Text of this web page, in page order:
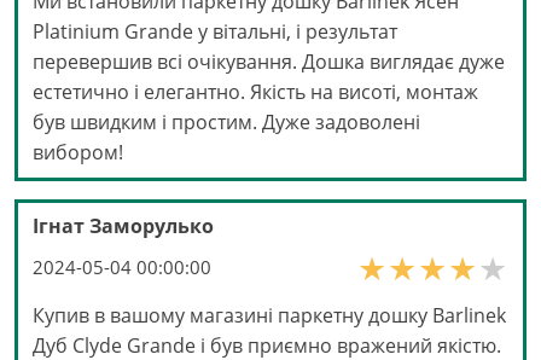
Platinium Grande у вітальні, і результат
перевершив всі очікування. Дошка виглядає дуже
естетично і елегантно. Якість на висоті, монтаж
був швидким і простим. Дуже задоволені
вибором!
Ігнат Заморулько
2024-05-04 00:00:00
Купив в вашому магазині паркетну дошку Barlinek
Дуб Clyde Grande і був приємно вражений якістю.